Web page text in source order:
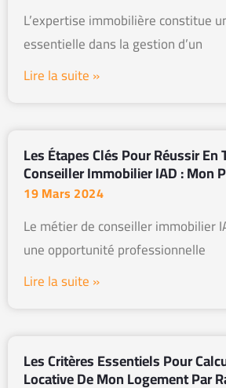
L’expertise immobilière constitue
essentielle dans la gestion d’un
Lire la suite »
Les Étapes Clés Pour Réussir En
Conseiller Immobilier IAD : Mon
19 Mars 2024
Le métier de conseiller immobilier
une opportunité professionnelle
Lire la suite »
Les Critères Essentiels Pour
Locative De Mon Logement Par